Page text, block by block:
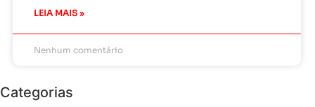
LEIA MAIS »
Nenhum comentário
Categorias